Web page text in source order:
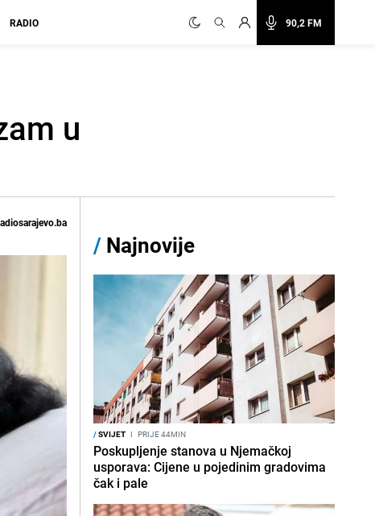
90,2 FM
RADIO
u
/ Najnovije
/SVIJET I PRIJE 44MIN
Poskupljenje stanova u Njemačkoj
usporava: Cijene u pojedinim gradovima
čak i pale